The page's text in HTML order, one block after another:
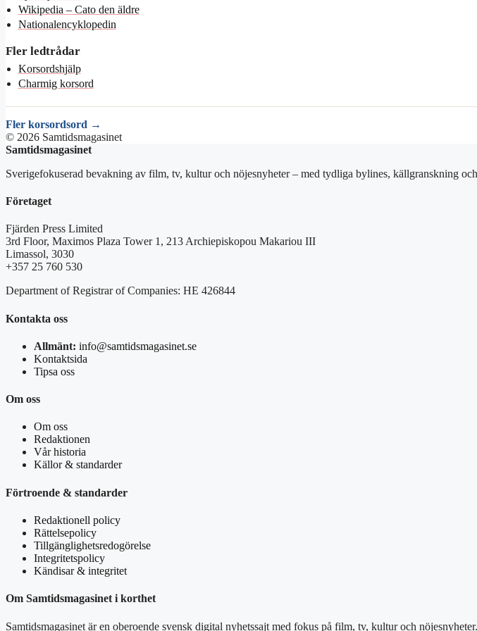
Wikipedia – Cato den äldre
Nationalencyklopedin
Fler ledtrådar
Korsordshjälp
Charmig korsord
Fler korsordsord →
© 2026 Samtidsmagasinet
Samtidsmagasinet
Sverigefokuserad bevakning av film, tv, kultur och nöjesnyheter – med tydliga bylines, källgranskning
Företaget
Fjärden Press Limited
3rd Floor, Maximos Plaza Tower 1, 213 Archiepiskopou Makariou III
Limassol, 3030
+357 25 760 530
Department of Registrar of Companies: HE 426844
Kontakta oss
Allmänt: info@samtidsmagasinet.se
Kontaktsida
Tipsa oss
Om oss
Om oss
Redaktionen
Vår historia
Källor & standarder
Förtroende & standarder
Redaktionell policy
Rättelsepolicy
Tillgänglighetsredogörelse
Integritetspolicy
Kändisar & integritet
Om Samtidsmagasinet i korthet
Samtidsmagasinet är en oberoende svensk digital nyhetssajt med fokus på film, tv, kultur och